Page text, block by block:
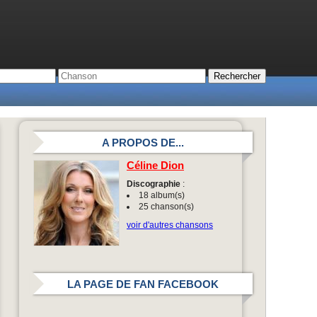
A PROPOS DE...
Céline Dion
Discographie :
18 album(s)
25 chanson(s)
voir d'autres chansons
LA PAGE DE FAN FACEBOOK